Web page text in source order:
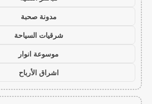
مدونة صحبة
شرقيات السياحة
موسوعة انوار
اشراق الأرباح